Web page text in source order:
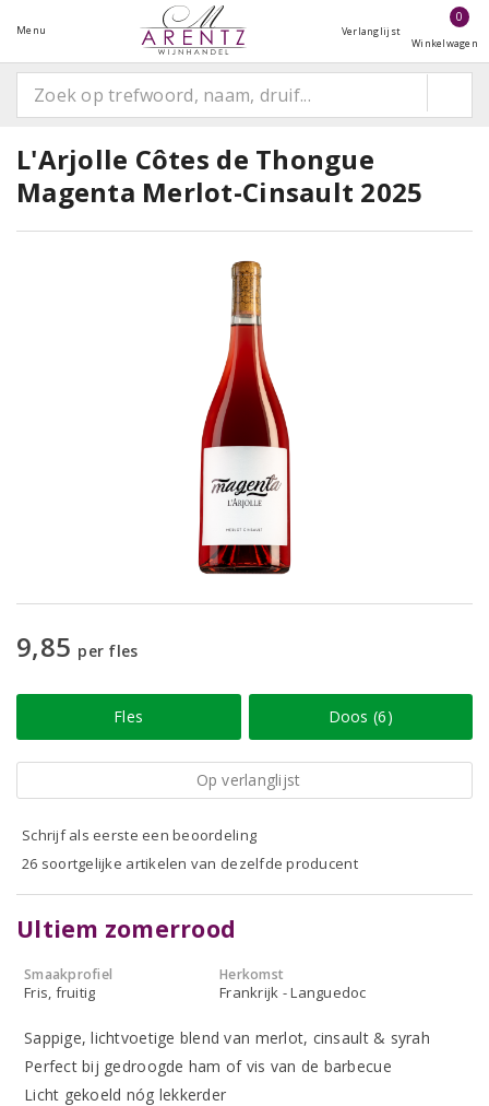
Menu Verlanglijst
0
Winkelwagen
L'Arjolle Côtes de Thongue
Magenta Merlot-Cinsault 2025
9,85 per fles
Fles Doos (6)
Op verlanglijst
Schrijf als eerste een beoordeling
26 soortgelijke artikelen van dezelfde producent
Ultiem zomerrood
Smaakprofiel
Fris, fruitig
Herkomst
Frankrijk - Languedoc
Sappige, lichtvoetige blend van merlot, cinsault & syrah
Perfect bij gedroogde ham of vis van de barbecue
Licht gekoeld nóg lekkerder